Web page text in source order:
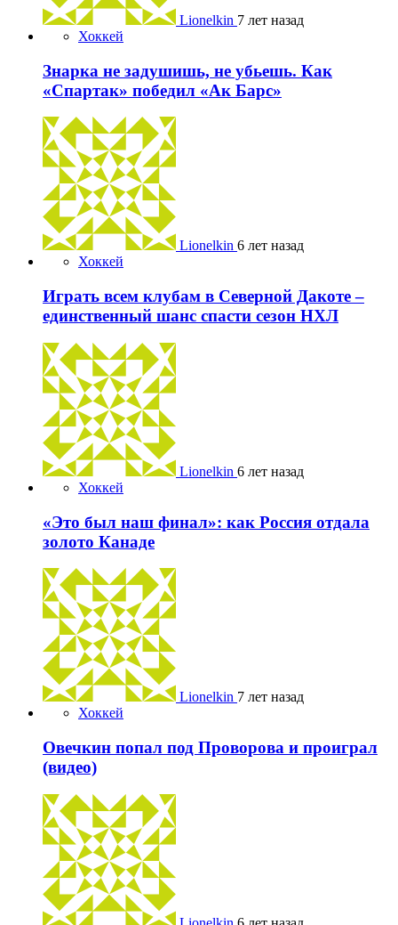
Lionelkin 7 лет назад
Хоккей
Знарка не задушишь, не убьешь. Как
«Спартак» победил «Ак Барс»
Lionelkin 6 лет назад
Хоккей
Играть всем клубам в Северной Дакоте –
единственный шанс спасти сезон НХЛ
Lionelkin 6 лет назад
Хоккей
«Это был наш финал»: как Россия отдала
золото Канаде
Lionelkin 7 лет назад
Хоккей
Овечкин попал под Проворова и проиграл
(видео)